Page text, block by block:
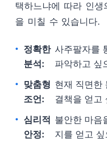
택하느냐에 따라 인
을 미칠 수 있습니다.
정확한
분석:
사주팔자를
파악하고 싶
맞춤형
조언:
현재 직면한
결책을 얻고
심리적
안정:
불안한 마음
지를 얻고